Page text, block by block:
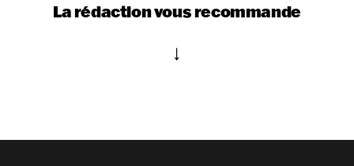
La rédaction vous recommande